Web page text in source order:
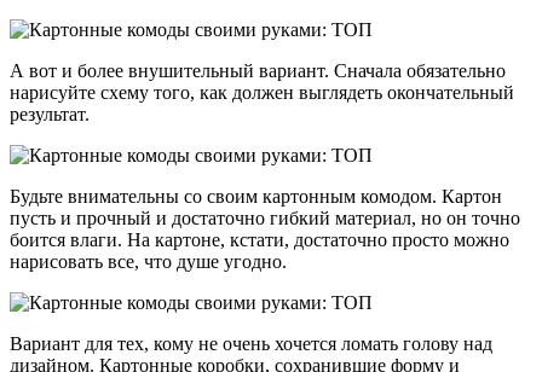
А вот и более внушительный вариант. Сначала обязательно
нарисуйте схему того, как должен выглядеть окончательный
результат.
Будьте внимательны со своим картонным комодом. Картон
пусть и прочный и достаточно гибкий материал, но он точно
боится влаги. На картоне, кстати, достаточно просто можно
нарисовать все, что душе угодно.
Вариант для тех, кому не очень хочется ломать голову над
дизайном. Картонные коробки, сохранившие форму и